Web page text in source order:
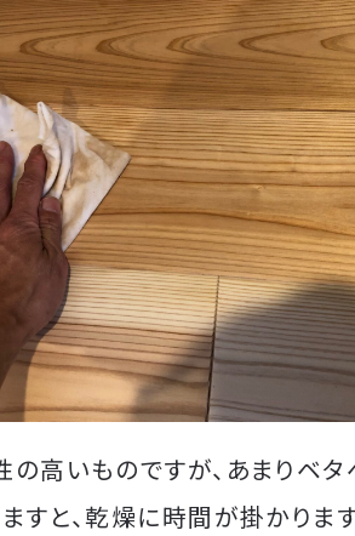
高いものですが、あまりベ
すと、乾燥に時間が掛かりま